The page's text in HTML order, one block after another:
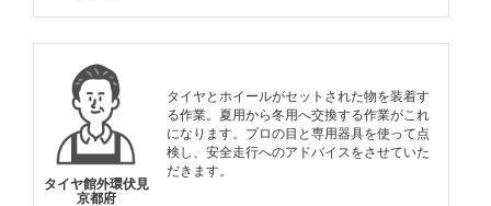
タイヤ館外環伏見
京都府
タイヤとホイールがセットされた物を装着す
る作業。夏用から冬用へ交換する作業がこれ
になります。プロの目と専用器具を使って点
検し、安全走行へのアドバイスをさせていた
だきます。